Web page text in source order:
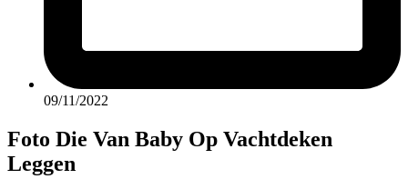
09/11/2022
Foto Die Van Baby Op Vachtdeken
Leggen